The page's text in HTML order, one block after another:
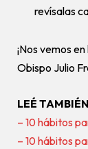
revísalas
¡Nos vemos
Obispo Julio
LEÉ
– 10 hábitos
– 10 hábitos